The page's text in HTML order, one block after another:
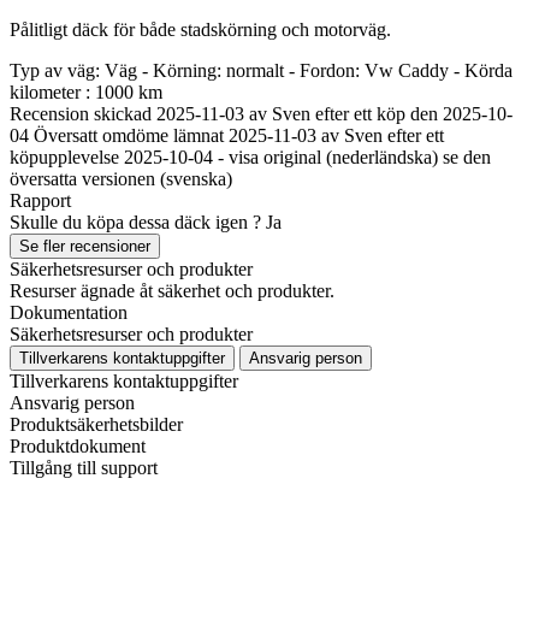
Pålitligt däck för både stadskörning och motorväg.
Typ av väg: Väg - Körning: normalt - Fordon: Vw Caddy - Körda
kilometer : 1000 km
Recension skickad 2025-11-03 av Sven efter ett köp den 2025-10-
04 Översatt omdöme lämnat 2025-11-03 av Sven efter ett
köpupplevelse 2025-10-04 - visa original (nederländska) se den
översatta versionen (svenska)
Rapport
Skulle du köpa dessa däck igen ? Ja
Se fler recensioner
Säkerhetsresurser och produkter
Resurser ägnade åt säkerhet och produkter.
Dokumentation
Säkerhetsresurser och produkter
Tillverkarens kontaktuppgifter Ansvarig person
Tillverkarens kontaktuppgifter
Ansvarig person
Produktsäkerhetsbilder
Produktdokument
Tillgång till support